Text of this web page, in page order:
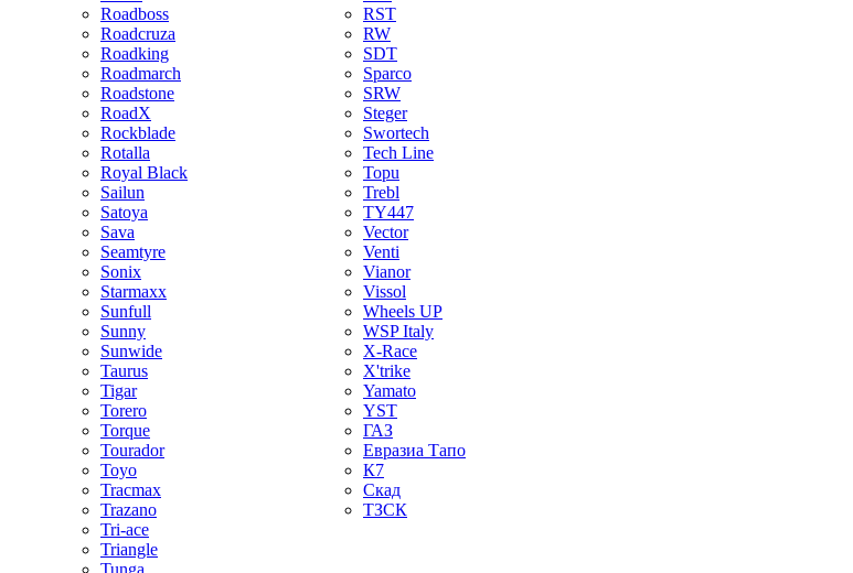
Roadboss
Roadcruza
Roadking
Roadmarch
Roadstone
RoadX
Rockblade
Rotalla
Royal Black
Sailun
Satoya
Sava
Seamtyre
Sonix
Starmaxx
Sunfull
Sunny
Sunwide
Taurus
Tigar
Torero
Torque
Tourador
Toyo
Tracmax
Trazano
Tri-ace
Triangle
Tunga
RST
RW
SDT
Sparco
SRW
Steger
Swortech
Tech Line
Topu
Trebl
TY447
Vector
Venti
Vianor
Vissol
Wheels UP
WSP Italy
X-Race
X'trike
Yamato
YST
ГАЗ
Евразиа Тапо
К7
Скад
ТЗСК